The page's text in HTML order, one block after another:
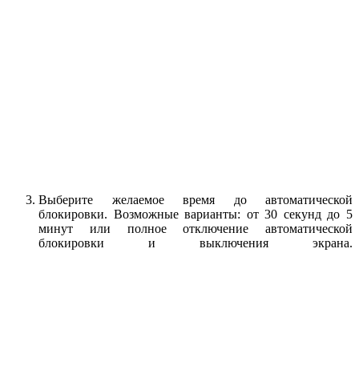
Выберите желаемое время до автоматической
блокировки. Возможные варианты: от 30 секунд до 5
минут или полное отключение автоматической
блокировки и выключения экрана.